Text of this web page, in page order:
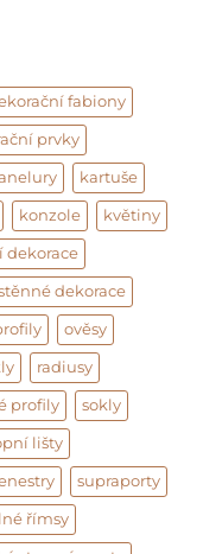
fabiony
prvky
kartuše
konzole květiny
dekorace
dekorace
ověsy
radiusy
profily sokly
lišty
supraporty
římsy